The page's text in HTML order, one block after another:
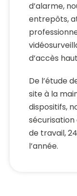
d’alarme,
entrepôts,
d’accès
De l’étude
site à la
dispositifs,
de travail,
l’année.